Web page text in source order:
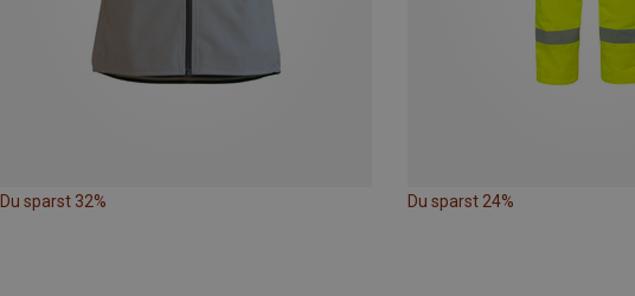
Du sparst 32% Du sparst 24%